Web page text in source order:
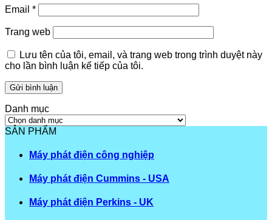
Email *
Trang web
Lưu tên của tôi, email, và trang web trong trình duyệt này
cho lần bình luận kế tiếp của tôi.
Danh mục
Danh
mục
SẢN PHẨM
Máy phát điện công nghiệp
Máy phát điện Cummins - USA
Máy phát điện Perkins - UK